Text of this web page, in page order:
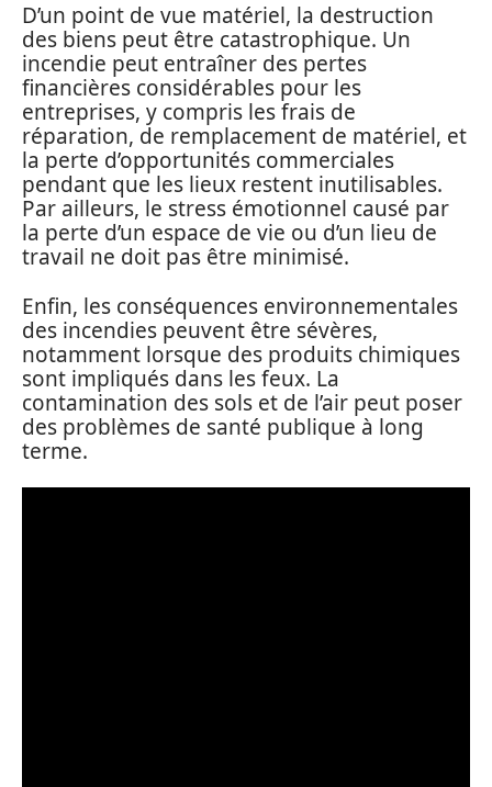
D’un point de vue matériel, la destruction
des biens peut être catastrophique. Un
incendie peut entraîner des pertes
financières considérables pour les
entreprises, y compris les frais de
réparation, de remplacement de matériel, et
la perte d’opportunités commerciales
pendant que les lieux restent inutilisables.
Par ailleurs, le stress émotionnel causé par
la perte d’un espace de vie ou d’un lieu de
travail ne doit pas être minimisé.
Enfin, les conséquences environnementales
des incendies peuvent être sévères,
notamment lorsque des produits chimiques
sont impliqués dans les feux. La
contamination des sols et de l’air peut poser
des problèmes de santé publique à long
terme.